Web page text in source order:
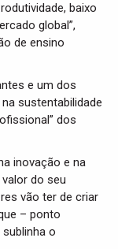
baixo
global”,
de ensino
e um dos
sustentabilidade
dos
inovação e na
do seu
vão ter de criar
– ponto
o